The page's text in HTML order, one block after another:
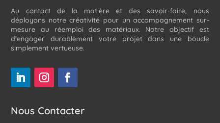
Au contact de la matière et des savoir-faire, nous
déployons notre créativité pour un accompagnement sur-
mesure au réemploi des matériaux. Notre objectif est
d’engager durablement votre projet dans une boucle
simplement vertueuse.
Nous Contacter